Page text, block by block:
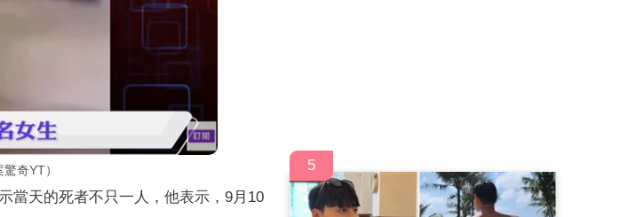
奇YT）
當天的死者不只一人，他表示，9月10
5